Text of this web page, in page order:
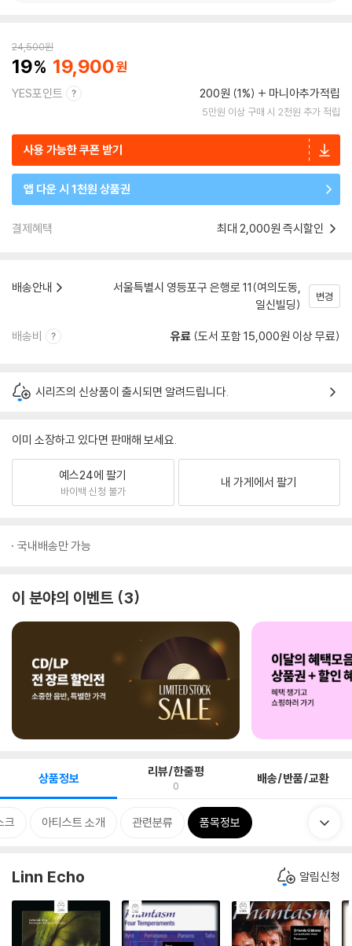
24,500원
19 19,900
YES포인트 200원 (1%) 마니아추가적립
5만원 이상 구매 시 2천원 추가 적립
사용 가능한 쿠폰 받기
앱 다운 시 1천원 상품권
결제혜택 최대 2,000원 즉시할인
배송안내
서울특별시 영등포구 은행로 11(여의도동,
일신빌딩)
변경
배송비 유료 (도서 포함 15,000원 이상 무료)
시리즈의 신상품이 출시되면 알려드립니다.
이미 소장하고 있다면 판매해 보세요.
예스24에 팔기
바이백 신청 불가
내 가게에서 팔기
국내배송만 가능
이 분야의 이벤트 3
상품정보 리뷰/한줄평
0 배송/반품/교환
크 아티스트 소개 관련분류 품목정보
Linn Echo 알림신청